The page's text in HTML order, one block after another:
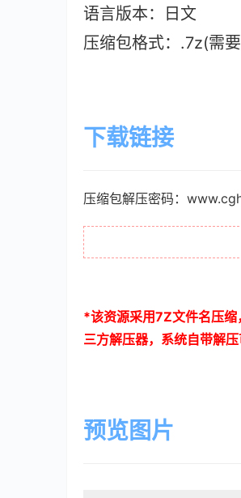
语言版本：日文
压缩包格式：.7z(需
下载链接
压缩包解压密码：
*该资源采用7Z文件名压缩
三方解压器，系统自带解压
预览图片